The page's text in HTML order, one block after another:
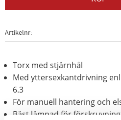
Artikelnr
Torx med stjärnhål
Med yttersexkantdrivning
6.3
För manuell hantering och
Bäst lämpad för